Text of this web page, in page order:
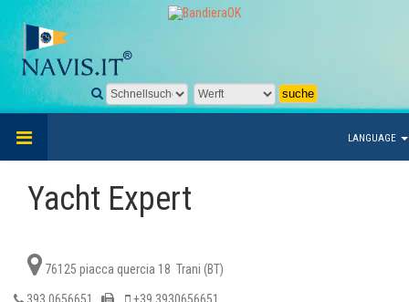
LANGUAGE
Yacht Expert
76125 piacca quercia 18 Trani (BT)